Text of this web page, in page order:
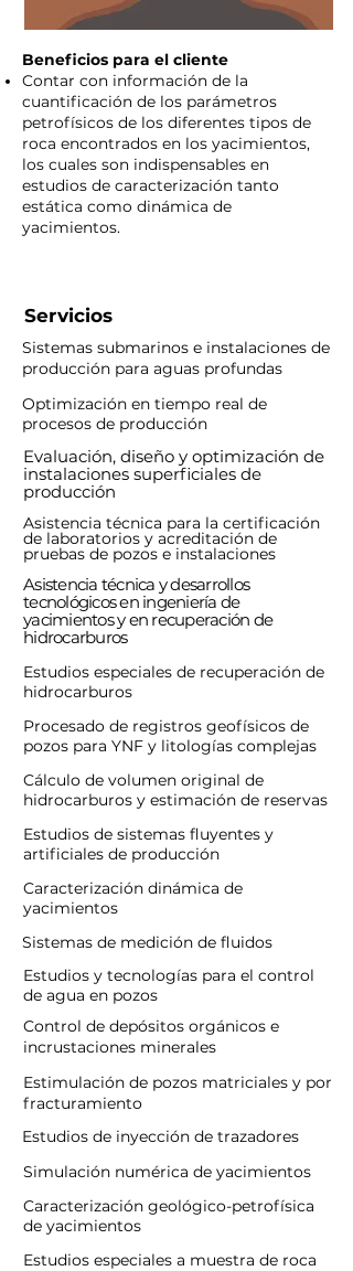
Beneficios para el cliente
Contar con información de la
cuantificación de los parámetros
petrofísicos de los diferentes tipos de
roca encontrados en los yacimientos,
los cuales son indispensables en
estudios de caracterización tanto
estática como dinámica de
yacimientos.
Servicios
Sistemas submarinos e instalaciones de
producción para aguas profundas
Optimización en tiempo real de
procesos de producción
Evaluación, diseño y optimización de
instalaciones superficiales de
producción
Asistencia técnica para la certificación
de laboratorios y acreditación de
pruebas de pozos e instalaciones
Asistencia técnica y desarrollos
tecnológicos en ingeniería de
yacimientos y en recuperación de
hidrocarburos
Estudios especiales de recuperación de
hidrocarburos
Procesado de registros geofísicos de
pozos para YNF y litologías complejas
Cálculo de volumen original de
hidrocarburos y estimación de reservas
Estudios de sistemas fluyentes y
artificiales de producción
Caracterización dinámica de
yacimientos
Sistemas de medición de fluidos
Estudios y tecnologías para el control
de agua en pozos
Control de depósitos orgánicos e
incrustaciones minerales
Estimulación de pozos matriciales y por
fracturamiento
Estudios de inyección de trazadores
Simulación numérica de yacimientos
Caracterización geológico-petrofísica
de yacimientos
Estudios especiales a muestra de roca